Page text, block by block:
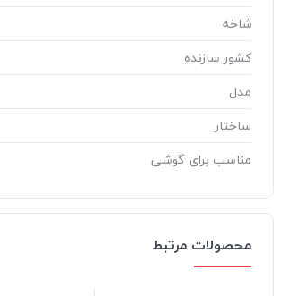
شاخه
کشور سازنده
مدل
ساختار
مناسب برای گوشی
محصولات مرتبط